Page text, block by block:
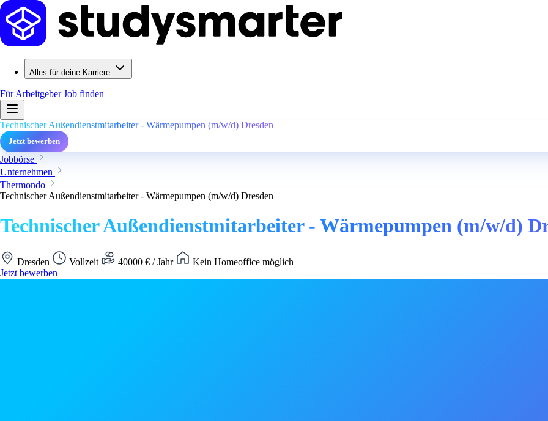
Alles für deine Karriere
Für ArbeitgeberJob finden
Technischer Außendienstmitarbeiter - Wärmepumpen (m/w/d) Dresden
Jetzt bewerben
Jobbörse
Unternehmen
Thermondo
Technischer Außendienstmitarbeiter - Wärmepumpen (m/w/d) Dresden
Technischer Außendienstmitarbeiter - Wärmepumpen (m/w/d)
Dresden Vollzeit 40000 € / Jahr
Kein Homeoffice möglich
Jetzt bewerben